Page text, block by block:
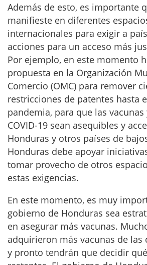
Además de esto, es importante
manifieste en diferentes
internacionales para exigir a
acciones para un acceso más
Por ejemplo, en este momento
propuesta en la Organización
Comercio (OMC) para remover
restricciones de patentes hasta
pandemia, para que las
COVID-19 sean asequibles y
Honduras y otros países de
Honduras debe apoyar
tomar provecho de otros
estas exigencias.
En este momento, es muy
gobierno de Honduras sea
en asegurar más vacunas.
adquirieron más vacunas de las
y pronto tendrán que decidir